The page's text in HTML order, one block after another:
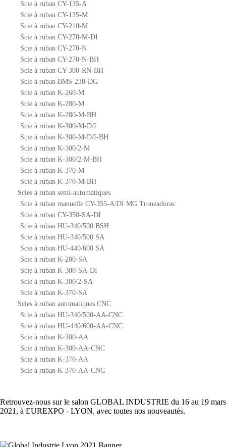
Scie à ruban CY-135-A
Scie à ruban CY-135-M
Scie à ruban CY-210-M
Scie à ruban CY-270-M-DI
Scie à ruban CY-270-N
Scie à ruban CY-270-N-BH
Scie à ruban CY-300-RN-BH
Scie à ruban BMS-230-DG
Scie à ruban K-260-M
Scie à ruban K-280-M
Scie à ruban K-280-M-BH
Scie à ruban K-300-M-D/I
Scie à ruban K-300-M-D/I-BH
Scie à ruban K-300/2-M
Scie à ruban K-300/2-M-BH
Scie à ruban K-370-M
Scie à ruban K-370-M-BH
Scies à ruban semi-automatiques
Scie à ruban manuelle CY-355-A/DI MG Tronzadoras
Scie à ruban CY-350-SA-DI
Scie à ruban HU-340/500 BSH
Scie à ruban HU-340/500 SA
Scie à ruban HU-440/600 SA
Scie à ruban K-280-SA
Scie à ruban K-300-SA-DI
Scie à ruban K-300/2-SA
Scie à ruban K-370-SA
Scies à ruban automatiques CNC
Scie à ruban HU-340/500-AA-CNC
Scie à ruban HU-440/600-AA-CNC
Scie à ruban K-300-AA
Scie à ruban K-300-AA-CNC
Scie à ruban K-370-AA
Scie à ruban K-370-AA-CNC
Retrouvez-nous sur le salon GLOBAL INDUSTRIE du 16 au 19 mars
2021, à EUREXPO - LYON, avec toutes nos nouveautés.